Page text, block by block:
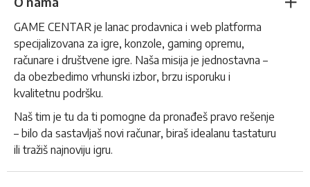
GAME CENTAR je lanac prodavnica i web platforma
specijalizovana za igre, konzole, gaming opremu,
računare i društvene igre. Naša misija je jednostavna –
da obezbedimo vrhunski izbor, brzu isporuku i
kvalitetnu podršku.
Naš tim je tu da ti pomogne da pronađeš pravo rešenje
– bilo da sastavljaš novi računar, biraš idealanu tastaturu
ili tražiš najnoviju igru.